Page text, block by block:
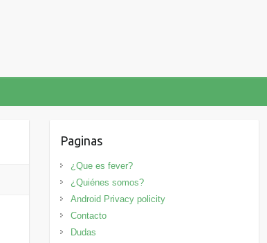
Paginas
¿Que es fever?
¿Quiénes somos?
Android Privacy policity
Contacto
Dudas